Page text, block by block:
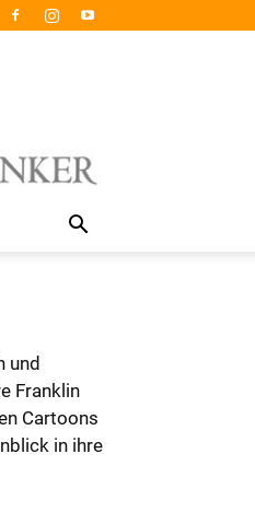
und
Franklin
Cartoons
in ihre